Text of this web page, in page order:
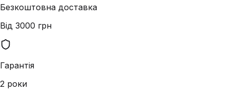
Безкоштовна доставка
Від 3000 грн
Гарантія
2 роки